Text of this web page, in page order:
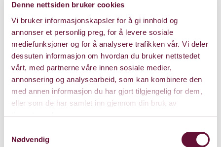
Denne nettsiden bruker cookies
Vi bruker informasjonskapsler for å gi innhold og
annonser et personlig preg, for å levere sosiale
mediefunksjoner og for å analysere trafikken vår. Vi deler
dessuten informasjon om hvordan du bruker nettstedet
vårt, med partnerne våre innen sosiale medier,
annonsering og analysearbeid, som kan kombinere den
med annen informasjon du har gjort tilgjengelig for dem,
eller som de har samlet inn gjennom din bruk av
tjenestene deres.
Nødvendig